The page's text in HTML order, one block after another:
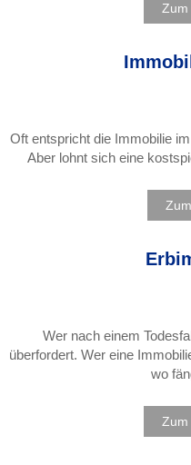
Oft entspricht die Immobilie
Aber lohnt sich eine
Wer nach einem
überfordert. Wer eine
wo